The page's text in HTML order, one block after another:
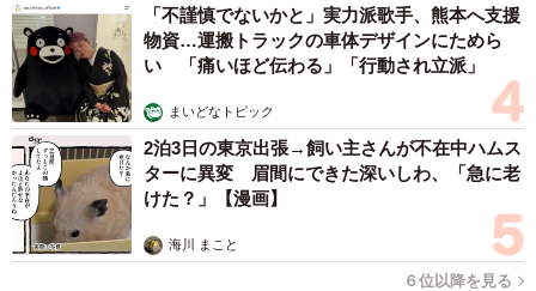
「不謹慎でないかと」実力派歌手、熊本へ支援
物資…運搬トラックの車体デザインにためら
い 「痛いほど伝わる」「行動され立派」
まいどなトピック
2泊3日の東京出張→飼い主さんが不在中ハムス
ターに異変 眉間にできた深いしわ、「急に老
けた？」【漫画】
海川 まこと
６位以降を見る